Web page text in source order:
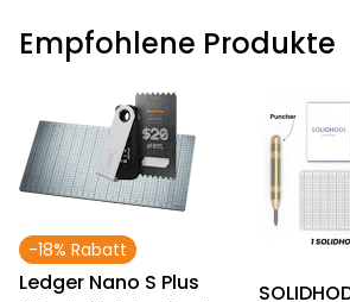
Empfohlene Produkte
-18% Rabatt
Ledger Nano S Plus